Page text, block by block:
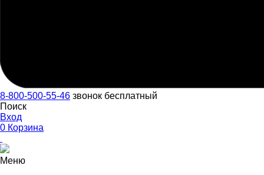
8-800-500-55-46 звонок бесплатный
Поиск
Вход
0 Корзина
Меню